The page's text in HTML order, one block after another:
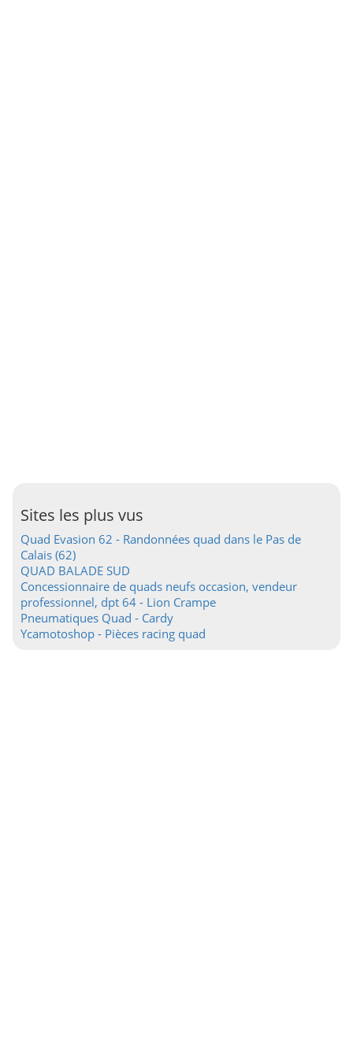
Sites les plus vus
Quad Evasion 62 - Randonnées quad dans le Pas de
Calais (62)
QUAD BALADE SUD
Concessionnaire de quads neufs occasion, vendeur
professionnel, dpt 64 - Lion Crampe
Pneumatiques Quad - Cardy
Ycamotoshop - Pièces racing quad